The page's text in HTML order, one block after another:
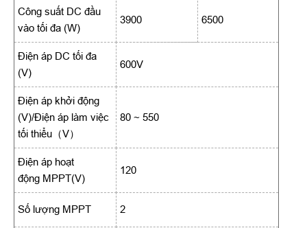
Công suất DC đầu
vào tối đa (W)
3900 6500
Điện áp DC tối đa
(V)
600V
Điện áp khởi động
(V)/Điện áp làm việc
tối thiểu（V）
80 ~ 550
Điện áp hoạt
động MPPT(V)
120
Số lượng MPPT 2